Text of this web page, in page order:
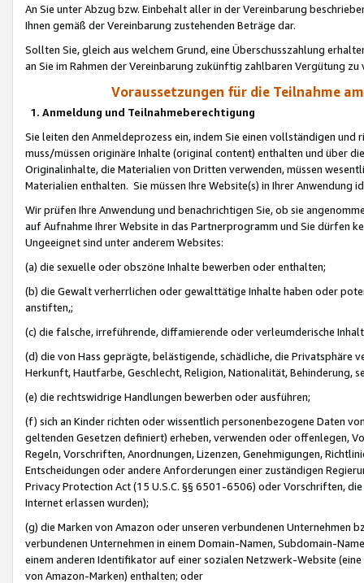
An Sie unter Abzug bzw. Einbehalt aller in der Vereinbarung
Ihnen gemäß der Vereinbarung zustehenden Beträge dar.
Sollten Sie, gleich aus welchem Grund, eine Überschusszahlung
an Sie im Rahmen der Vereinbarung zukünftig zahlbaren Vergütung zu
Voraussetzungen für die Teilnahme
1. Anmeldung und Teilnahmeberechtigung
Sie leiten den Anmeldeprozess ein, indem Sie einen vollständigen
muss/müssen originäre Inhalte (original content) enthalten und über
Originalinhalte, die Materialien von Dritten verwenden, müssen
Materialien enthalten. Sie müssen Ihre Website(s) in Ihrer Anwendung
Wir prüfen Ihre Anwendung und benachrichtigen Sie, ob sie
auf Aufnahme Ihrer Website in das Partnerprogramm und Sie dürfen
Ungeeignet sind unter anderem Websites:
(a) die sexuelle oder obszöne Inhalte bewerben oder enthalten;
(b) die Gewalt verherrlichen oder gewalttätige Inhalte haben oder
anstiften,;
(c) die falsche, irreführende, diffamierende oder verleumderische
(d) die von Hass geprägte, belästigende, schädliche, die Privatsphäre
Herkunft, Hautfarbe, Geschlecht, Religion, Nationalität, Behinderung,
(e) die rechtswidrige Handlungen bewerben oder ausführen;
(f) sich an Kinder richten oder wissentlich personenbezogene Daten
geltenden Gesetzen definiert) erheben, verwenden oder offenlegen,
Regeln, Vorschriften, Anordnungen, Lizenzen, Genehmigungen,
Entscheidungen oder andere Anforderungen einer zuständigen
Privacy Protection Act (15 U.S.C. §§ 6501-6506) oder Vorschriften,
Internet erlassen wurden);
(g) die Marken von Amazon oder unseren verbundenen Unternehmen
verbundenen Unternehmen in einem Domain-Namen, Subdomain-
einem anderen Identifikator auf einer sozialen Netzwerk-Website
von Amazon-Marken) enthalten; oder